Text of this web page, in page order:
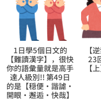
【逆索引學日文第
23回】廣東話裡
【上】的日文怎樣
說?
用
34
個
健